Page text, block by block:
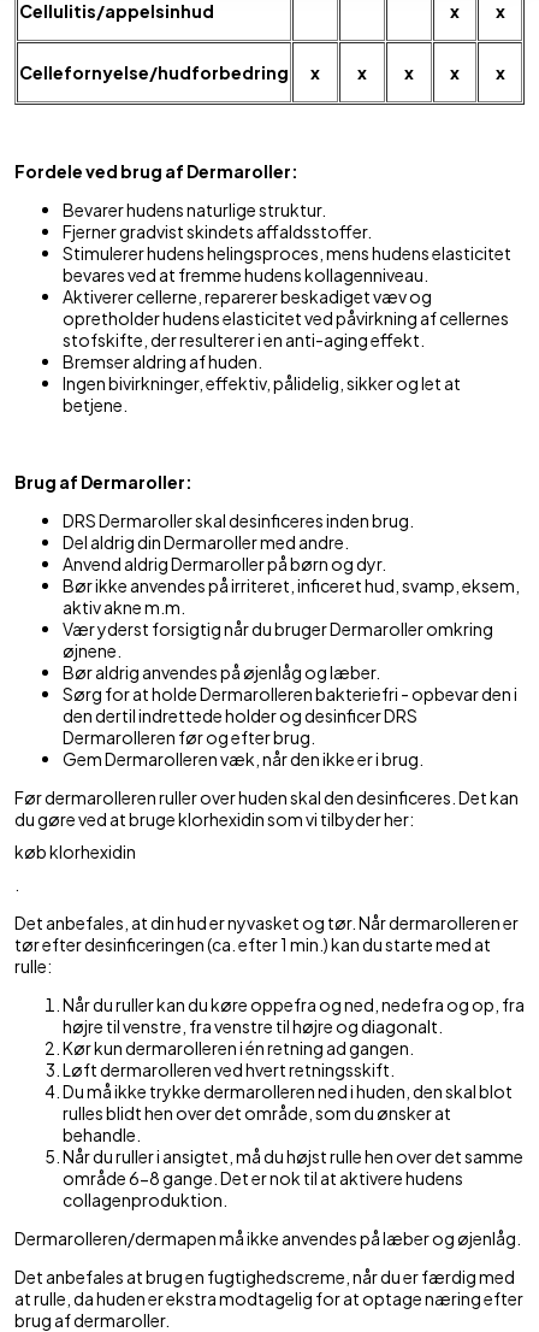
Cellulitis/appelsinhud x x
Cellefornyelse/hudforbedring x x x x x
Fordele ved brug af Dermaroller:
Bevarer hudens naturlige struktur.
Fjerner gradvist skindets affaldsstoffer.
Stimulerer hudens helingsproces, mens hudens elasticitet
bevares ved at fremme hudens kollagenniveau.
Aktiverer cellerne, reparerer beskadiget væv og
opretholder hudens elasticitet ved påvirkning af cellernes
stofskifte, der resulterer i en anti-aging effekt.
Bremser aldring af huden.
Ingen bivirkninger, effektiv, pålidelig, sikker og let at
betjene.
Brug af Dermaroller:
DRS Dermaroller skal desinficeres inden brug.
Del aldrig din Dermaroller med andre.
Anvend aldrig Dermaroller på børn og dyr.
Bør ikke anvendes på irriteret, inficeret hud, svamp, eksem,
aktiv akne m.m.
Vær yderst forsigtig når du bruger Dermaroller omkring
øjnene.
Bør aldrig anvendes på øjenlåg og læber.
Sørg for at holde Dermarolleren bakteriefri - opbevar den i
den dertil indrettede holder og desinficer DRS
Dermarolleren før og efter brug.
Gem Dermarolleren væk, når den ikke er i brug.
Før dermarolleren ruller over huden skal den desinficeres. Det kan
du gøre ved at bruge klorhexidin som vi tilbyder her:
køb klorhexidin
Det anbefales, at din hud er nyvasket og tør. Når dermarolleren er
tør efter desinficeringen (ca. efter 1 min.) kan du starte med at
rulle:
Når du ruller kan du køre oppefra og ned, nedefra og op, fra
højre til venstre, fra venstre til højre og diagonalt.
Kør kun dermarolleren i én retning ad gangen.
Løft dermarolleren ved hvert retningsskift.
Du må ikke trykke dermarolleren ned i huden, den skal blot
rulles blidt hen over det område, som du ønsker at
behandle.
Når du ruller i ansigtet, må du højst rulle hen over det samme
område 6-8 gange. Det er nok til at aktivere hudens
collagenproduktion.
Dermarolleren/dermapen må ikke anvendes på læber og øjenlåg.
Det anbefales at brug en fugtighedscreme, når du er færdig med
at rulle, da huden er ekstra modtagelig for at optage næring efter
brug af dermaroller.